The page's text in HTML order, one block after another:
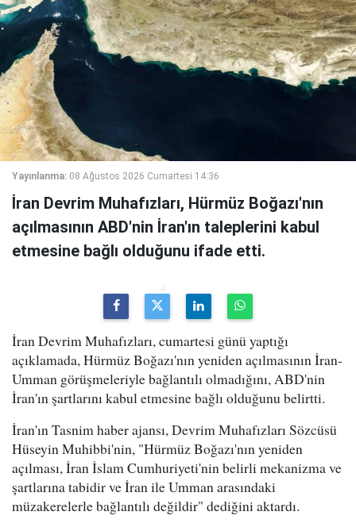
Yayınlanma: 08 Ağustos 2026 Cumartesi 14:36
İran Devrim Muhafızları, Hürmüz Boğazı'nın
açılmasının ABD'nin İran'ın taleplerini kabul
etmesine bağlı olduğunu ifade etti.
İran Devrim Muhafızları, cumartesi günü yaptığı
açıklamada, Hürmüz Boğazı'nın yeniden açılmasının İran-
Umman görüşmeleriyle bağlantılı olmadığını, ABD'nin
İran'ın şartlarını kabul etmesine bağlı olduğunu belirtti.
İran'ın Tasnim haber ajansı, Devrim Muhafızları Sözcüsü
Hüseyin Muhibbi'nin, "Hürmüz Boğazı'nın yeniden
açılması, İran İslam Cumhuriyeti'nin belirli mekanizma ve
şartlarına tabidir ve İran ile Umman arasındaki
müzakerelerle bağlantılı değildir" dediğini aktardı.